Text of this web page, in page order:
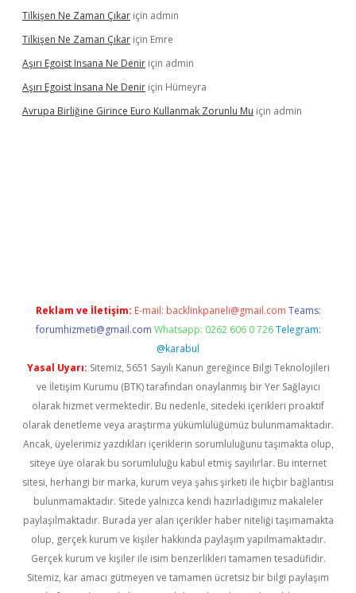
Tilkişen Ne Zaman Çıkar için admin
Tilkişen Ne Zaman Çıkar için Emre
Aşırı Egoist Insana Ne Denir için admin
Aşırı Egoist Insana Ne Denir için Hümeyra
Avrupa Birliğine Girince Euro Kullanmak Zorunlu Mu için admin
Reklam ve İletişim: E-mail: backlinkpaneli@gmail.com Teams:
forumhizmeti@gmail.com Whatsapp: 0262 606 0 726 Telegram:
@karabul
Yasal Uyarı: Sitemiz, 5651 Sayılı Kanun gereğince Bilgi Teknolojileri
ve İletişim Kurumu (BTK) tarafından onaylanmış bir Yer Sağlayıcı
olarak hizmet vermektedir. Bu nedenle, sitedeki içerikleri proaktif
olarak denetleme veya araştırma yükümlülüğümüz bulunmamaktadır.
Ancak, üyelerimiz yazdıkları içeriklerin sorumluluğunu taşımakta olup,
siteye üye olarak bu sorumluluğu kabul etmiş sayılırlar. Bu internet
sitesi, herhangi bir marka, kurum veya şahıs şirketi ile hiçbir bağlantısı
bulunmamaktadır. Sitede yalnızca kendi hazırladığımız makaleler
paylaşılmaktadır. Burada yer alan içerikler haber niteliği taşımamakta
olup, gerçek kurum ve kişiler hakkında paylaşım yapılmamaktadır.
Gerçek kurum ve kişiler ile isim benzerlikleri tamamen tesadüfidir.
Sitemiz, kar amacı gütmeyen ve tamamen ücretsiz bir bilgi paylaşım